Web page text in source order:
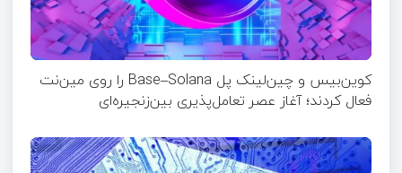
کوین‌بیس و چین‌لینک پل Base–Solana را روی مین‌نت
فعال کردند؛ آغاز عصر تعامل‌پذیری بین‌زنجیره‌ای